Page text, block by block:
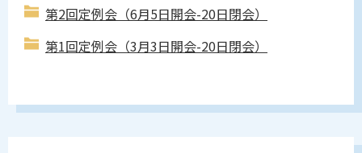
第2回定例会（6月5日開会-20日閉会）
第1回定例会（3月3日開会-20日閉会）